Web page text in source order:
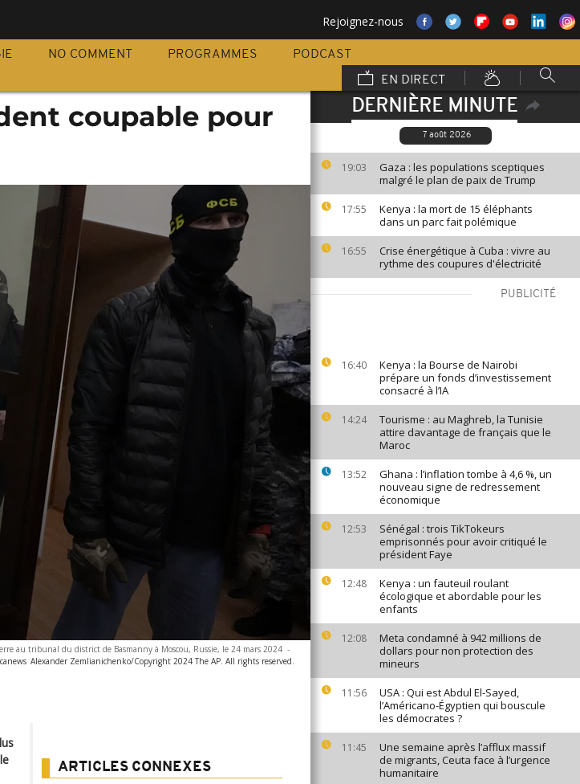
Rejoignez-nous
NO COMMENT PROGRAMMES
PODCAST
EN DIRECT
DERNIÈRE MINUTE
7 août 2026
19:03
Gaza : les populations sceptiques
malgré le plan de paix de Trump
17:55
Kenya : la mort de 15 éléphants
dans un parc fait polémique
16:55
Crise énergétique à Cuba : vivre au
rythme des coupures d'électricité
PUBLICITÉ
16:40
Kenya : la Bourse de Nairobi
prépare un fonds d’investissement
consacré à l’IA
14:24
Tourisme : au Maghreb, la Tunisie
attire davantage de français que le
Maroc
13:52
Ghana : l’inflation tombe à 4,6 %, un
nouveau signe de redressement
économique
12:53
Sénégal : trois TikTokeurs
emprisonnés pour avoir critiqué le
président Faye
12:48
Kenya : un fauteuil roulant
écologique et abordable pour les
enfants
12:08
Meta condamné à 942 millions de
dollars pour non protection des
mineurs
11:56
USA : Qui est Abdul El-Sayed,
l’Américano-Égyptien qui bouscule
les démocrates ?
11:45
Une semaine après l’afflux massif
de migrants, Ceuta face à l’urgence
humanitaire
coupable pour
au tribunal du district de Basmanny à Moscou, Russie, le 24 mars 2024 -
Alexander Zemlianichenko/Copyright 2024 The AP. All rights reserved.
ARTICLES CONNEXES